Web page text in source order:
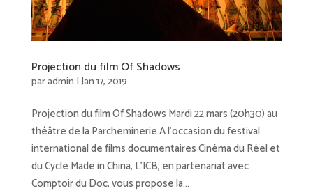
Projection du film Of Shadows
paradmin |Jan 17, 2019
Projection du film Of Shadows Mardi 22 mars (20h30) au
théâtre de la Parcheminerie A l’occasion du festival
international de films documentaires Cinéma du Réel et
du Cycle Made in China, L’ICB, en partenariat avec
Comptoir du Doc, vous propose la...